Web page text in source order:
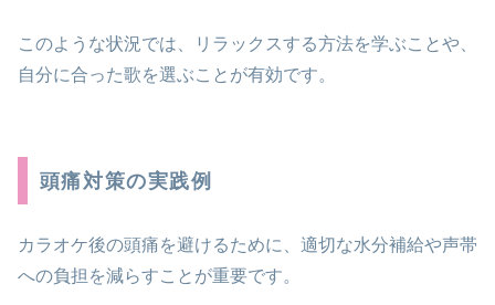
このような状況では、リラックスする方法を学ぶことや、
自分に合った歌を選ぶことが有効です。
頭痛対策の実践例
カラオケ後の頭痛を避けるために、適切な水分補給や声帯
への負担を減らすことが重要です。